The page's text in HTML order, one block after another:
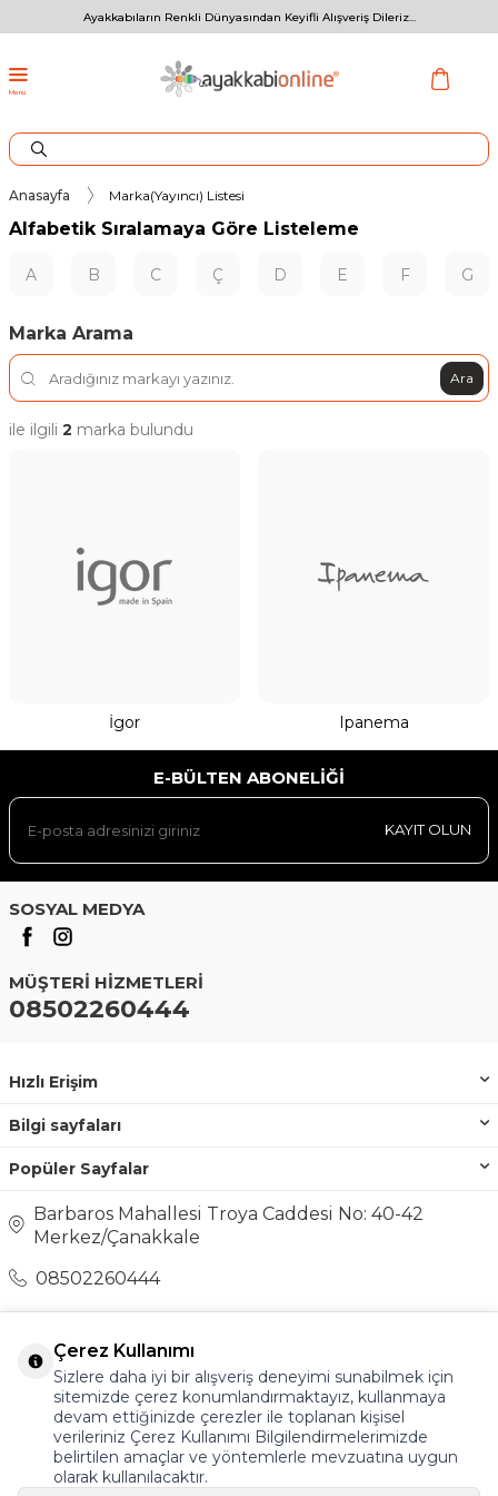
Ayakkabıların Renkli Dünyasından Keyifli Alışveriş Dileriz...
Menü
Anasayfa Marka(Yayıncı) Listesi
Alfabetik Sıralamaya Göre Listeleme
A B C Ç D E F G
Marka Arama
Ara
ile ilgili 2 marka bulundu
İgor Ipanema
E-BÜLTEN ABONELIĞI
KAYIT OLUN
SOSYAL MEDYA
MÜŞTERI HIZMETLERI
08502260444
Hızlı Erişim
Bilgi sayfaları
Popüler Sayfalar
Barbaros Mahallesi Troya Caddesi No: 40-42
Merkez/Çanakkale
08502260444
destek@ayakkabionline.com
Çerez Kullanımı
Sizlere daha iyi bir alışveriş deneyimi sunabilmek için
sitemizde çerez konumlandırmaktayız, kullanmaya
devam ettiğinizde çerezler ile toplanan kişisel
verileriniz Çerez Kullanımı Bilgilendirmelerimizde
belirtilen amaçlar ve yöntemlerle mevzuatına uygun
olarak kullanılacaktır.